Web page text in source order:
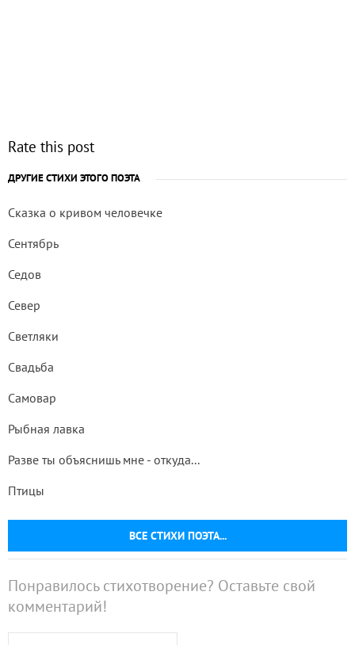
Rate this post
ДРУГИЕ СТИХИ ЭТОГО ПОЭТА
ВСЕ СТИХИ ПОЭТА...
Сказка о кривом человечке
Сентябрь
Седов
Север
Светляки
Свадьба
Самовар
Рыбная лавка
Разве ты объяснишь мне - откуда...
Птицы
Понравилось стихотворение? Оставьте свой
комментарий!